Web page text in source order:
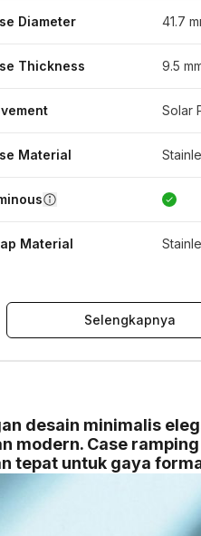
Diameter 41.7
Thickness 9.5
Solar
Material
Material
Selengkapnya
desain minimalis
modern. Case
tepat untuk gaya